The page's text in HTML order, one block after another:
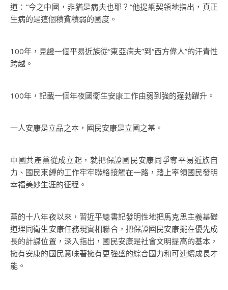
道：“今之中國，非猶是病夫也耶？”他提綱契領地指出，真正
生病的是這個積貧積弱的國度。
100年，見證一個平易近族從“東亞病夫”到“西方偉人”的汗青性
跨越。
100年，記載一個年夜國衛生安康工作由弱到強的蓬勃躍升。
一人安康是立品之本，國民安康是立國之基。
中國共產黨從成立起，就把保證國民安康同爭奪平易近族自
力、國民束縛的工作牢牢聯絡接觸在一路，踏上率領國民發明
幸福美妙生涯的征程。
黨的十八年夜以來，習近平總書記發明性地把馬克思主義基礎
道理同衛生安康任務現實相聯合，把保證國民安康擺在優先成
長的計謀位置，深入指出，國民安康是社會文明提高的基本，
擁有安康的國民意味著擁有更強盛的綜合國力和可連續成長才
能。